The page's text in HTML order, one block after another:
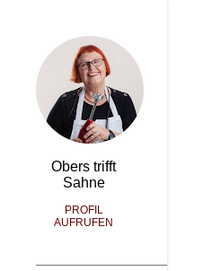
Obers trifft
Sahne
PROFIL
AUFRUFEN